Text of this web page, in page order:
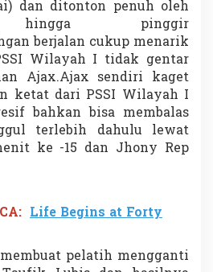
dan ditonton penuh oleh
hingga pinggir
berjalan cukup menarik
Wilayah I tidak gentar
Ajax.Ajax sendiri kaget
ketat dari PSSI Wilayah I
bahkan bisa membalas
terlebih dahulu lewat
ke -15 dan Jhony Rep
Life Begins at Forty
pelatih mengganti